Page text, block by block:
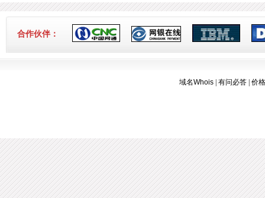
合作伙伴：
域名Whois 有问必答 价